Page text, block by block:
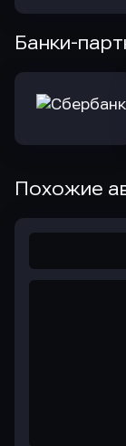
Банки-
Похожие